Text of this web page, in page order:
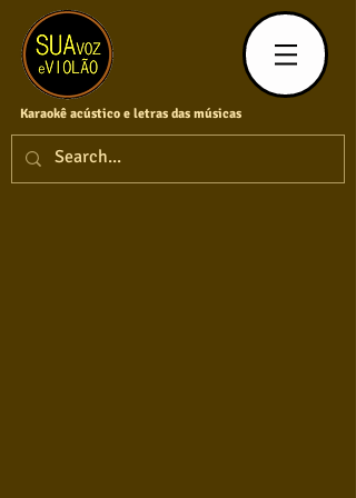
Karaokê acústico e letras das músicas